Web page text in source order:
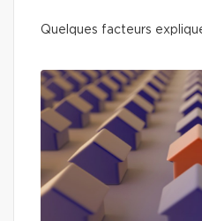
Quelques facteurs